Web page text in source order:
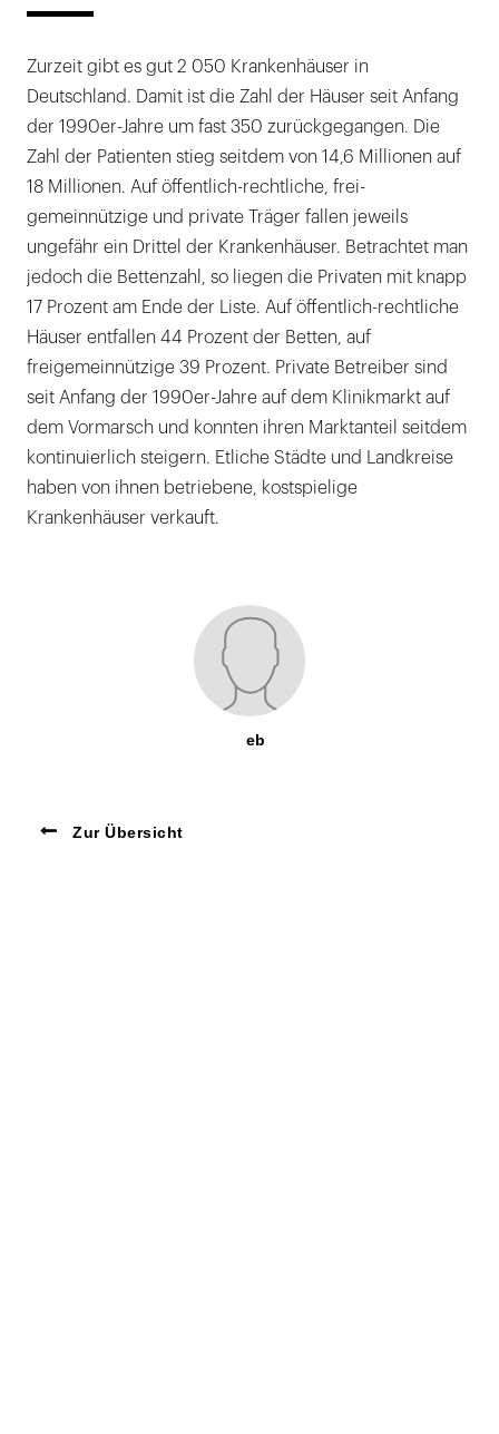
Zurzeit gibt es gut 2 050 Krankenhäuser in
Deutschland. Damit ist die Zahl der Häuser seit Anfang
der 1990er-Jahre um fast 350 zurückgegangen. Die
Zahl der Patienten stieg seitdem von 14,6 Millionen auf
18 Millionen. Auf öffentlich-rechtliche, frei-
gemeinnützige und private Träger fallen jeweils
ungefähr ein Drittel der Krankenhäuser. Betrachtet man
jedoch die Bettenzahl, so liegen die Privaten mit knapp
17 Prozent am Ende der Liste. Auf öffentlich-rechtliche
Häuser entfallen 44 Prozent der Betten, auf
freigemeinnützige 39 Prozent. Private Betreiber sind
seit Anfang der 1990er-Jahre auf dem Klinikmarkt auf
dem Vormarsch und konnten ihren Marktanteil seitdem
kontinuierlich steigern. Etliche Städte und Landkreise
haben von ihnen betriebene, kostspielige
Krankenhäuser verkauft.
eb
Zur Übersicht